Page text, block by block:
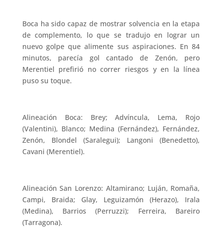
Boca ha sido capaz de mostrar solvencia en la etapa
de complemento, lo que se tradujo en lograr un
nuevo golpe que alimente sus aspiraciones. En 84
minutos, parecía gol cantado de Zenón, pero
Merentiel prefirió no correr riesgos y en la línea
puso su toque.
Alineación Boca: Brey; Advíncula, Lema, Rojo
(Valentini), Blanco; Medina (Fernández), Fernández,
Zenón, Blondel (Saralegui); Langoni (Benedetto),
Cavani (Merentiel).
Alineación San Lorenzo: Altamirano; Luján, Romaña,
Campi, Braida; Glay, Leguizamón (Herazo), Irala
(Medina), Barrios (Perruzzi); Ferreira, Bareiro
(Tarragona).